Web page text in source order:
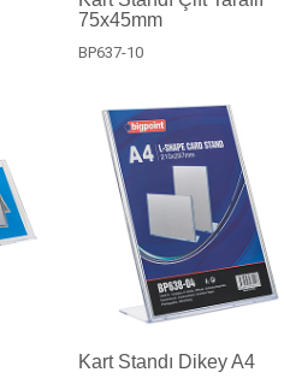
75x45mm
BP637-10
Kart Standı Dikey A4